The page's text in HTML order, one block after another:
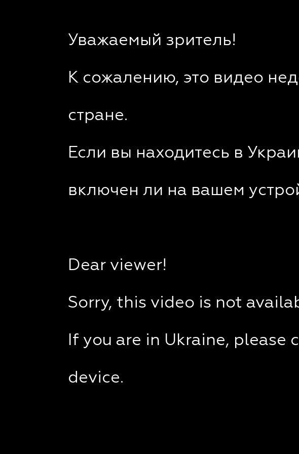
Уважаемый зритель!
К сожалению, это видео
стране.
Если вы находитесь в
включен ли на вашем
Dear viewer!
Sorry, this video is not
If you are in Ukraine,
device.